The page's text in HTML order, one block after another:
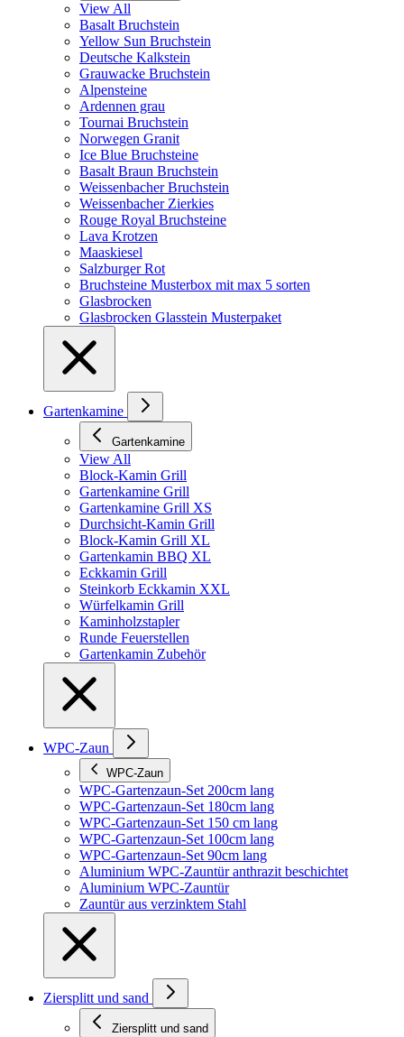
View All
Basalt Bruchstein
Yellow Sun Bruchstein
Deutsche Kalkstein
Grauwacke Bruchstein
Alpensteine
Ardennen grau
Tournai Bruchstein
Norwegen Granit
Ice Blue Bruchsteine
Basalt Braun Bruchstein
Weissenbacher Bruchstein
Weissenbacher Zierkies
Rouge Royal Bruchsteine
Lava Krotzen
Maaskiesel
Salzburger Rot
Bruchsteine Musterbox mit max 5 sorten
Glasbrocken
Glasbrocken Glasstein Musterpaket
Gartenkamine
Gartenkamine
View All
Block-Kamin Grill
Gartenkamine Grill
Gartenkamine Grill XS
Durchsicht-Kamin Grill
Block-Kamin Grill XL
Gartenkamin BBQ XL
Eckkamin Grill
Steinkorb Eckkamin XXL
Würfelkamin Grill
Kaminholzstapler
Runde Feuerstellen
Gartenkamin Zubehör
WPC-Zaun
WPC-Zaun
WPC-Gartenzaun-Set 200cm lang
WPC-Gartenzaun-Set 180cm lang
WPC-Gartenzaun-Set 150 cm lang
WPC-Gartenzaun-Set 100cm lang
WPC-Gartenzaun-Set 90cm lang
Aluminium WPC-Zauntür anthrazit beschichtet
Aluminium WPC-Zauntür
Zauntür aus verzinktem Stahl
Ziersplitt und sand
Ziersplitt und sand